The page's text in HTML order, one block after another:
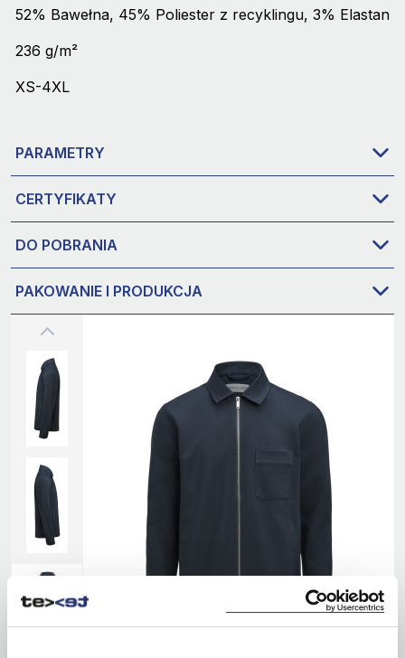
52% Bawełna, 45% Poliester z recyklingu, 3% Elastan
236 g/m²
XS-4XL
PARAMETRY
CERTYFIKATY
DO POBRANIA
PAKOWANIE I PRODUKCJA